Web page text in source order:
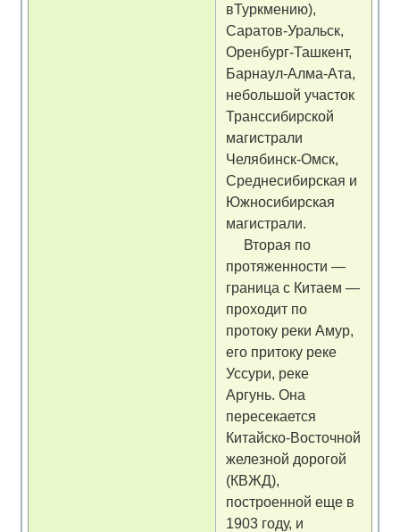
вТуркмению),
Саратов-Уральск,
Оренбург-Ташкент,
Барнаул-Алма-Ата,
небольшой участок
Транссибирской
магистрали
Челябинск-Омск,
Среднесибирская и
Южносибирская
магистрали.
Вторая по
протяженности —
граница с Китаем —
проходит по
протоку реки Амур,
его притоку реке
Уссури, реке
Аргунь. Она
пересекается
Китайско-Восточной
железной дорогой
(КВЖД),
построенной еще в
1903 году, и